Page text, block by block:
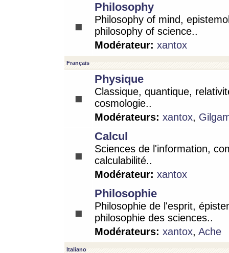
Philosophy
Philosophy of mind,
philosophy of science..
Modérateur: xantox
Français
Physique
Classique, quantique,
cosmologie..
Modérateurs: xantox,
Calcul
Sciences de l'information,
calculabilité..
Modérateur: xantox
Philosophie
Philosophie de l'esprit,
philosophie des sciences..
Modérateurs: xantox, Ache
Italiano